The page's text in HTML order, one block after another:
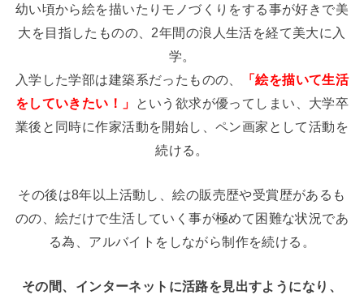
幼い頃から絵を描いたりモノづくりをする事が好きで美
大を目指したものの、2年間の浪人生活を経て美大に入
学。
入学した学部は建築系だったものの、
「絵を描いて生活
をしていきたい！」
という欲求が優ってしまい、大学卒
業後と同時に作家活動を開始し、ペン画家として活動を
続ける。
その後は8年以上活動し、絵の販売歴や受賞歴があるも
のの、絵だけで生活していく事が極めて困難な状況であ
る為、アルバイトをしながら制作を続ける。
その間、インターネットに活路を見出すようになり、